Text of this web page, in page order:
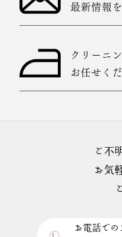
最新情報
クリーニ
お任せく
ご不
お気
お電話での